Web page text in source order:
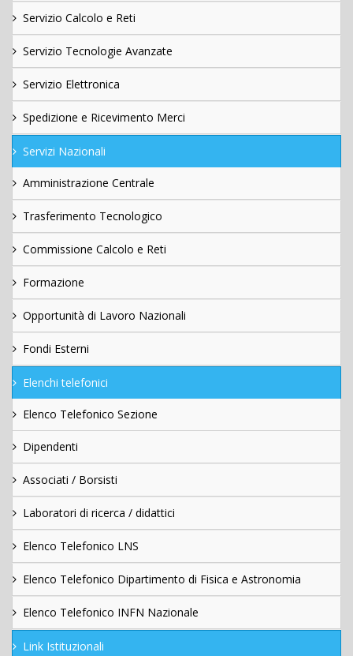
Servizio Calcolo e Reti
Servizio Tecnologie Avanzate
Servizio Elettronica
Spedizione e Ricevimento Merci
Servizi Nazionali
Amministrazione Centrale
Trasferimento Tecnologico
Commissione Calcolo e Reti
Formazione
Opportunità di Lavoro Nazionali
Fondi Esterni
Elenchi telefonici
Elenco Telefonico Sezione
Dipendenti
Associati / Borsisti
Laboratori di ricerca / didattici
Elenco Telefonico LNS
Elenco Telefonico Dipartimento di Fisica e Astronomia
Elenco Telefonico INFN Nazionale
Link Istituzionali